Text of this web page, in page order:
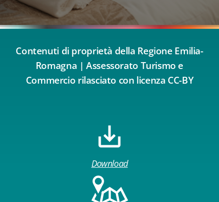
Contenuti di proprietà della Regione Emilia-
Romagna | Assessorato Turismo e
Commercio rilasciato con licenza CC-BY
Download